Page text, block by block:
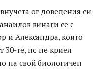
от доведения си
винаги се е
и Александра, които
30-те, но не криел
на свой биологичен